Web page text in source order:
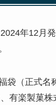
年12月
袋（正式名
有楽製菓